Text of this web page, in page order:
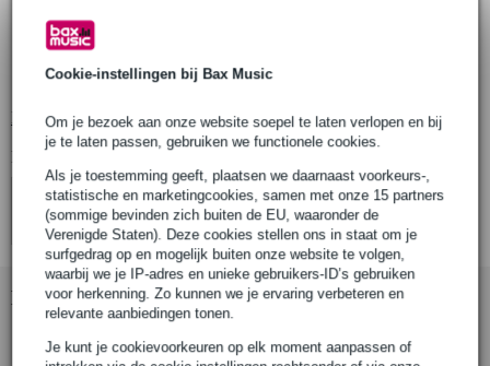
Cookie-instellingen bij Bax Music
Om je bezoek aan onze website soepel te laten verlopen en bij
je te laten passen, gebruiken we functionele cookies.
Als je toestemming geeft, plaatsen we daarnaast voorkeurs-,
statistische en marketingcookies, samen met onze 15 partners
(sommige bevinden zich buiten de EU, waaronder de
Verenigde Staten). Deze cookies stellen ons in staat om je
surfgedrag op en mogelijk buiten onze website te volgen,
waarbij we je IP-adres en unieke gebruikers-ID’s gebruiken
voor herkenning. Zo kunnen we je ervaring verbeteren en
relevante aanbiedingen tonen.
Je kunt je cookievoorkeuren op elk moment aanpassen of
DT32/2 truss-ladder
afmetingen (LxBxH): 2000 x 290 x 50 mm
diameter hoofdbuis: 50 mm
Bekijk alle productspecificaties
Bekijk ook eens (4)
Bekijk ook eens (11)